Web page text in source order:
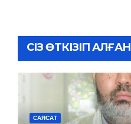
СІЗ ӨТКІЗІП АЛҒАН
САЯСАТ